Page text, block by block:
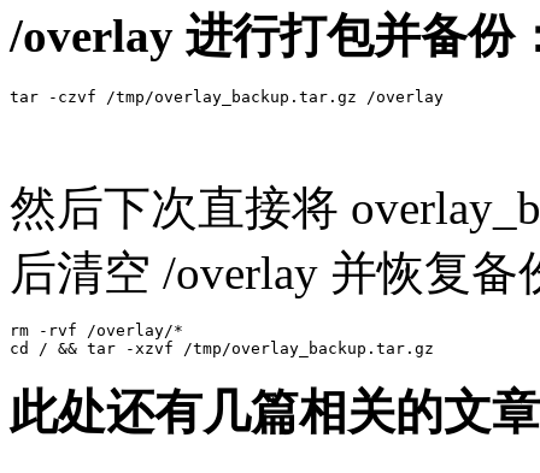
/overlay 进行打包并备份
然后下次直接将
后清空 /overlay 并恢复备
rm -rvf /overlay/*
此处还有几篇相关的文